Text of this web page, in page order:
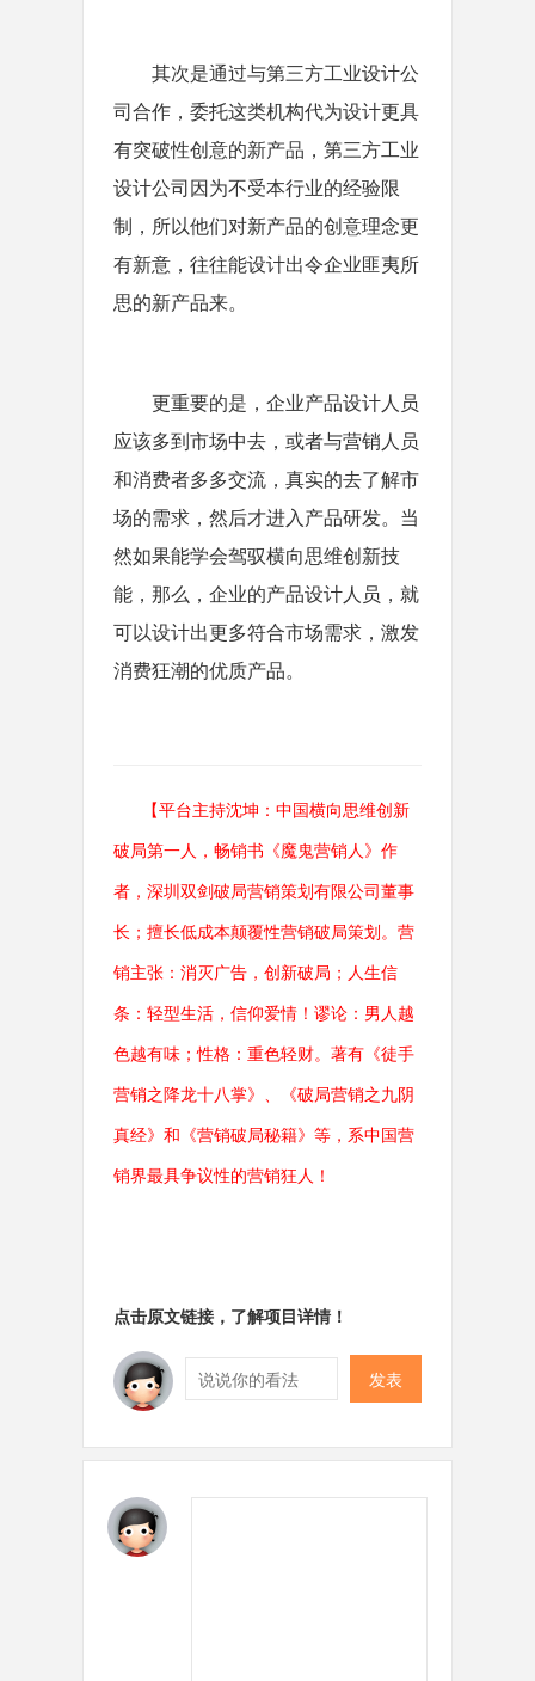
其次是通过与第三方工业设计公
司合作，委托这类机构代为设计更具
有突破性创意的新产品，第三方工业
设计公司因为不受本行业的经验限
制，所以他们对新产品的创意理念更
有新意，往往能设计出令企业匪夷所
思的新产品来。
更重要的是，企业产品设计人员
应该多到市场中去，或者与营销人员
和消费者多多交流，真实的去了解市
场的需求，然后才进入产品研发。当
然如果能学会驾驭横向思维创新技
能，那么，企业的产品设计人员，就
可以设计出更多符合市场需求，激发
消费狂潮的优质产品。
【平台主持沈坤：中国横向思维创新
破局第一人，畅销书《魔鬼营销人》作
者，深圳双剑破局营销策划有限公司董事
长；擅长低成本颠覆性营销破局策划。营
销主张：消灭广告，创新破局；人生信
条：轻型生活，信仰爱情！谬论：男人越
色越有味；性格：重色轻财。著有《徒手
营销之降龙十八掌》、《破局营销之九阴
真经》和《营销破局秘籍》等，系中国营
销界最具争议性的营销狂人！
点击原文链接，了解项目详情！
发表